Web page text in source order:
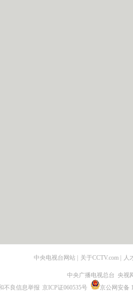
中央电视台网站 | 关于CCTV.com | 人
中央广播电视总台 央视
不良信息举报 京ICP证060535号
京公网安备